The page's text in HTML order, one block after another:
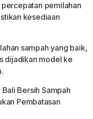
pemilahan
kesediaan
sampah yang baik,
dijadikan model ke
Bersih Sampah
Pembatasan